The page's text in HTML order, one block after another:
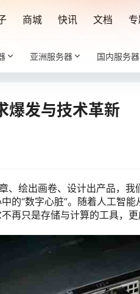
商城 快讯 文档
亚洲服务器 国内服务器
爆发与技术革新
、绘出画卷、设计出产品，
“数字心脏”。随着人工智能
再只是存储与计算的工具，